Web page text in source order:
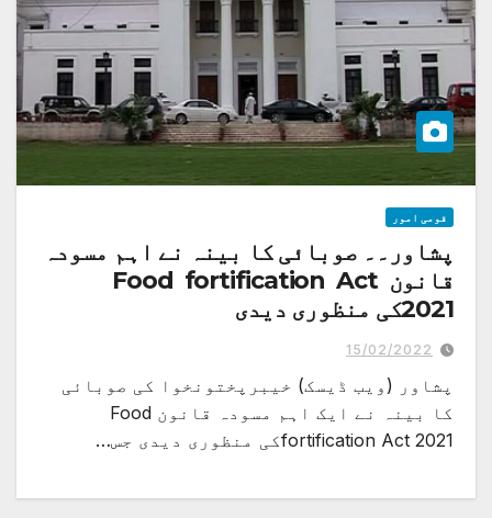
قومی امور
پشاور۔۔ صوبائی کا بینہ نے اہم مسودہ
قانون Food fortification Act
2021کی منظوری دیدی
15/02/2022
پشاور (ویب ڈیسک) خیبرپختونخوا کی صوبائی
کا بینہ نے ایک اہم مسودہ قانون Food
fortification Act 2021کی منظوری دیدی جس…